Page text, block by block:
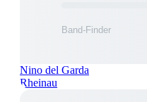
Nino del Garda
Rheinau